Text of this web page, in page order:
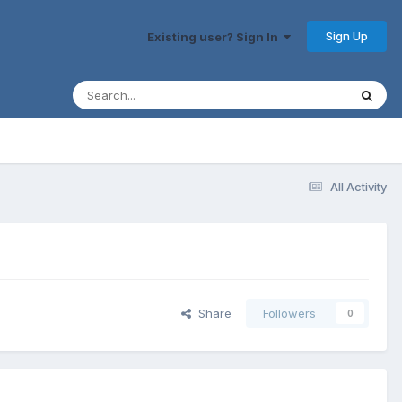
Existing user? Sign In Sign Up
All Activity
Share Followers 0